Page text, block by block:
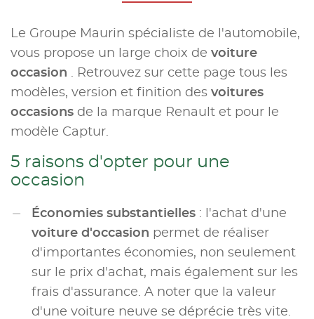
Le Groupe Maurin spécialiste de l'automobile,
vous propose un large choix de voiture
occasion . Retrouvez sur cette page tous les
modèles, version et finition des voitures
occasions de la marque Renault et pour le
modèle Captur.
5 raisons d'opter pour une
occasion
Économies substantielles : l'achat d'une
voiture d'occasion permet de réaliser
d'importantes économies, non seulement
sur le prix d'achat, mais également sur les
frais d'assurance. A noter que la valeur
d'une voiture neuve se déprécie très vite.